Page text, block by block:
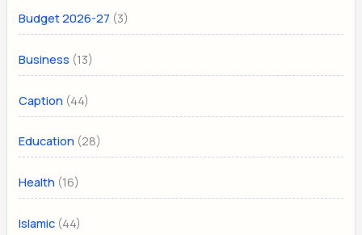
Budget 2026-27 (3)
Business (13)
Caption (44)
Education (28)
Health (16)
Islamic (44)